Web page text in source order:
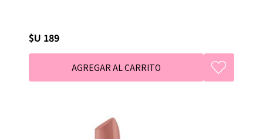
$U 189